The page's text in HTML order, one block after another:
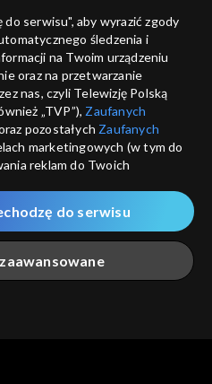
ANULUJ
serwisu", aby wyrazić zgody
śledzenia i
na Twoim urządzeniu
oraz na przetwarzanie
nas, czyli Telewizję Polską
„TVP”), Zaufanych
pozostałych Zaufanych
marketingowych (w tym do
reklam do Twoich
zgody na udostępnianie
Google.
podczas odwiedzania przez
serwisówzwanych dalej
za pomocą
do serwisu